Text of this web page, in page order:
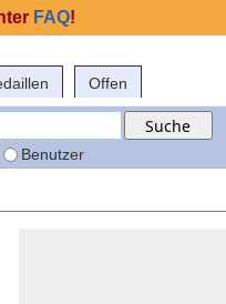
Offen
Benutzer
FAQ!